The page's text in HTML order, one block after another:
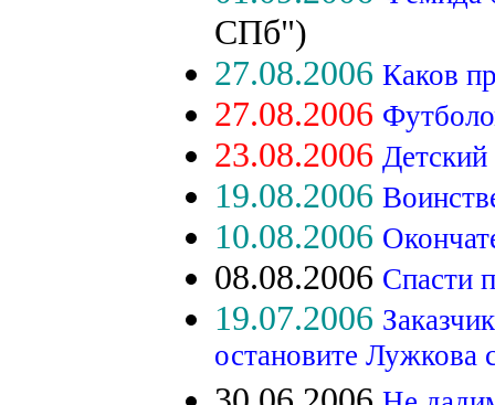
СПб")
27.08.2006 Каков
27.08.2006
23.08.2006
19.08.2006
10.08.2006
08.08.2006 Спасти
19.07.2006
остановите Лужкова